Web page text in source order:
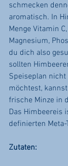
schmecken
aromatisch. In
Menge Vitamin
Magnesium,
du dich also
sollten
Speiseplan nicht
möchtest,
frische Minze in
Das Himbeereis
definierten Meta-
Zutaten: